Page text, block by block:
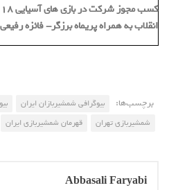
انقلاب به همراه پريماه برزگر- فائزه
برچسب‌ها: بیوگرافی شمشیربازان ایران
شمشیربازی تهران
قهرمان شمشیربازی ایران
Abbasali Faryabi